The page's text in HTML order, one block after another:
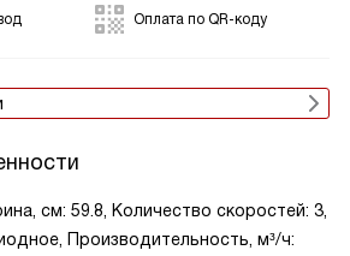
Оплата по QR-коду
см: 59.8, Количество скоростей: 3,
Производительность, м³/ч: